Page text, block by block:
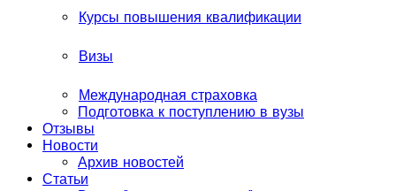
Курсы повышения квалификации
Визы
Международная страховка
Подготовка к поступлению в вузы
Отзывы
Новости
Архив новостей
Статьи